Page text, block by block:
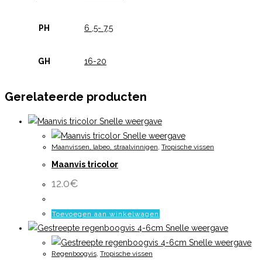
PH 6 ,5- 7,5
GH 16-20
Gerelateerde producten
Snelle weergave
Snelle weergave
Maanvissen, labeo, straalvinnigen, Tropische vissen
Maanvis tricolor
12.0€
Toevoegen aan winkelwagen
Snelle weergave
Snelle weergave
Regenboogvis, Tropische vissen